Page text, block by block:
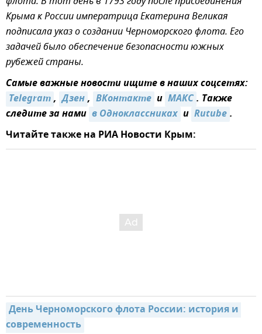
Крыма к России императрица Екатерина Великая
подписала указ о создании Черноморского флота. Его
задачей было обеспечение безопасности южных
рубежей страны.
Самые важные новости ищите в наших соцсетях:
Telegram, Дзен, ВКонтакте и МАКС. Также
следите за нами в Одноклассниках и Rutube.
Читайте также на РИА Новости Крым:
День Черноморского флота России: история и
современность